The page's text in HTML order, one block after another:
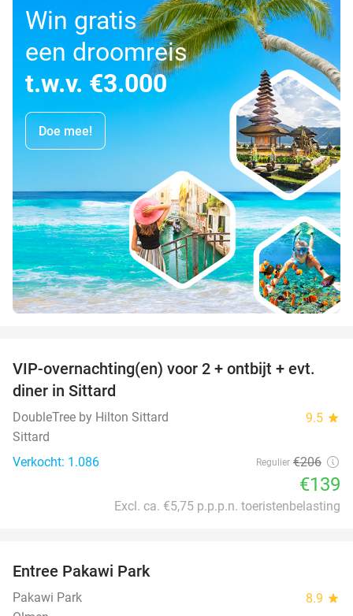
Win gratis
een droomreis
t.w.v. €3.000
Doe mee!
33%
VIP-overnachting(en) voor 2 + ontbijt + evt.
diner in Sittard
DoubleTree by Hilton Sittard 9.5 star
Sittard
Verkocht: 1.086
Regulier €206
€139
Excl. ca. €5,75 p.p.p.n. toeristenbelasting
Entree Pakawi Park
Pakawi Park 8.9 star